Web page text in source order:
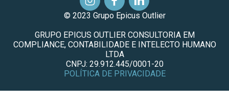
© 2023 Grupo Epicus Outlier
GRUPO EPICUS OUTLIER CONSULTORIA EM
COMPLIANCE, CONTABILIDADE E INTELECTO HUMANO
LTDA
CNPJ: 29.912.445/0001-20
POLÍTICA DE PRIVACIDADE